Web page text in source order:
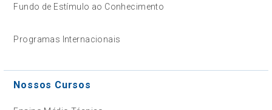
Fundo de Estímulo ao Conhecimento
Programas Internacionais
Nossos Cursos